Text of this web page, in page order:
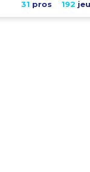
31 pros 192